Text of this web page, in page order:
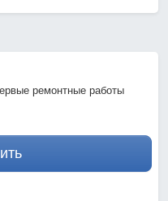
ремонтные работы